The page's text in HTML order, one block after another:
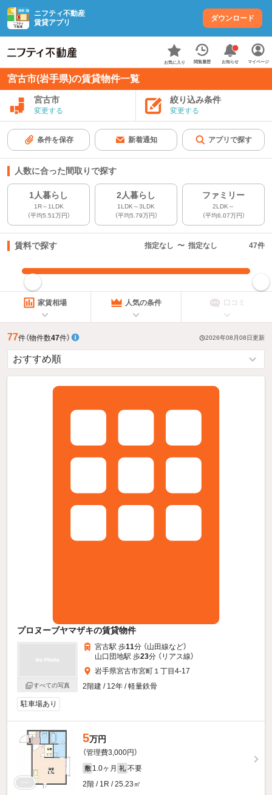
ニフティ不動産
賃貸アプリ
ダウンロード
お気に入り 閲覧履歴 お知らせ マイページ
宮古市(岩手県)の賃貸物件一覧
宮古市
変更する
絞り込み条件
変更する
条件を保存 新着通知 アプリで探す
人数に合った間取りで探す
1人暮らし
1R～1LDK
（平均5.51万円）
2人暮らし
1LDK～3LDK
（平均5.79万円）
ファミリー
2LDK～
（平均6.07万円）
賃料で探す 指定なし 〜 指定なし 47件
指定した賃料で絞り込む
家賃相場 人気の条件 口コミ
77件（物件数47件） 2026年08月08日更新
プロヌーブヤマザキの賃貸物件
すべての写真
宮古駅 歩11分 （山田線など）
山口団地駅 歩23分 （リアス線）
岩手県宮古市宮町１丁目4-17
2階建 / 12年 / 軽量鉄骨
駐車場あり
5万円
（管理費3,000円）
敷 1.0ヶ月 礼 不要
2階 / 1R / 25.23㎡